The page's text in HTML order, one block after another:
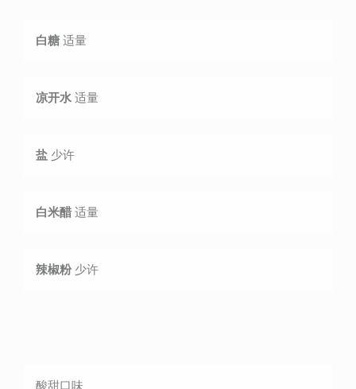
白糖 适量
凉开水 适量
盐 少许
白米醋 适量
辣椒粉 少许
酸甜口味